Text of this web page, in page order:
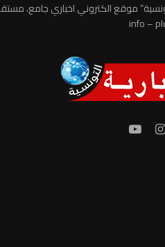
موقع الكتروني اخباري جامع،